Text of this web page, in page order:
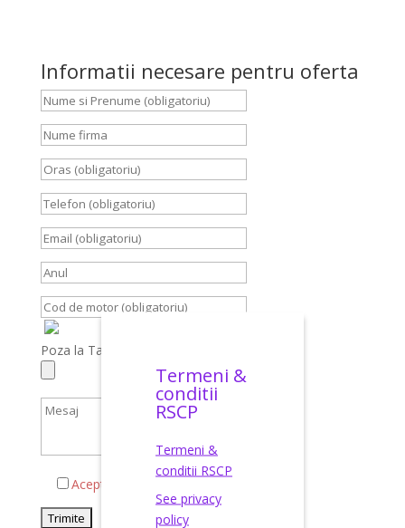
Informatii necesare pentru oferta
Poza la Talon, Carte Identitate, Brief
Acepta termenii si conditiile
Termeni &
conditii
RSCP
Termeni &
conditii RSCP
See privacy
policy